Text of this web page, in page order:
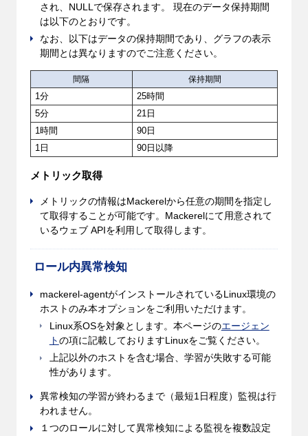
され、NULLで保存されます。 現在のデータ保持期間
は以下のとおりです。
なお、以下はデータの保持期間であり、グラフの表示
期間とは異なりますのでご注意ください。
間隔
保持期間
1分
25時間
5分
21日
1時間
90日
1日
90日以降
メトリック取得
メトリックの情報はMackerelから任意の期間を指定し
て取得することが可能です。Mackerelにて用意されて
いるウェブ APIを利用して取得します。
ロール内異常検知
mackerel-agentがインストールされているLinux環境の
ホストのみ本オプションをご利用いただけます。
Linux系OSを対象とします。本ページのエージェン
トの項に記載しておりますLinuxをご覧ください。
上記以外のホストを含む場合、学習が失敗する可能
性があります。
異常検知の学習が終わるまで（最短1 日程度）監視は行
われません。
１つのロールに対して異常検知による監視を複数設定